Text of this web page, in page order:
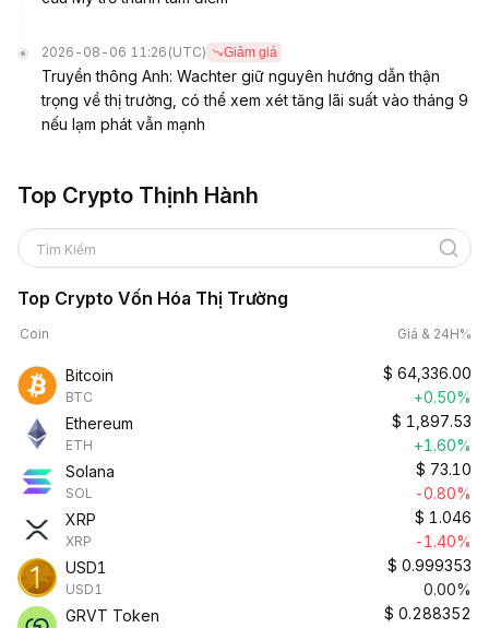
2026-08-06 11:26 (UTC) Giảm giá
Truyền thông Anh: Wachter giữ nguyên hướng dẫn thận
trọng về thị trường, có thể xem xét tăng lãi suất vào tháng 9
nếu lạm phát vẫn mạnh
Top Crypto Thịnh Hành
Tìm Kiếm
Top Crypto Vốn Hóa Thị Trường
Coin Giá & 24H%
Bitcoin
BTC
$ 64,336.00
+0.50%
Ethereum
ETH
$ 1,897.53
+1.60%
Solana
SOL
$ 73.10
-0.80%
XRP
XRP
$ 1.046
-1.40%
USD1
USD1
$ 0.999353
0.00%
GRVT Token
$ 0.288352